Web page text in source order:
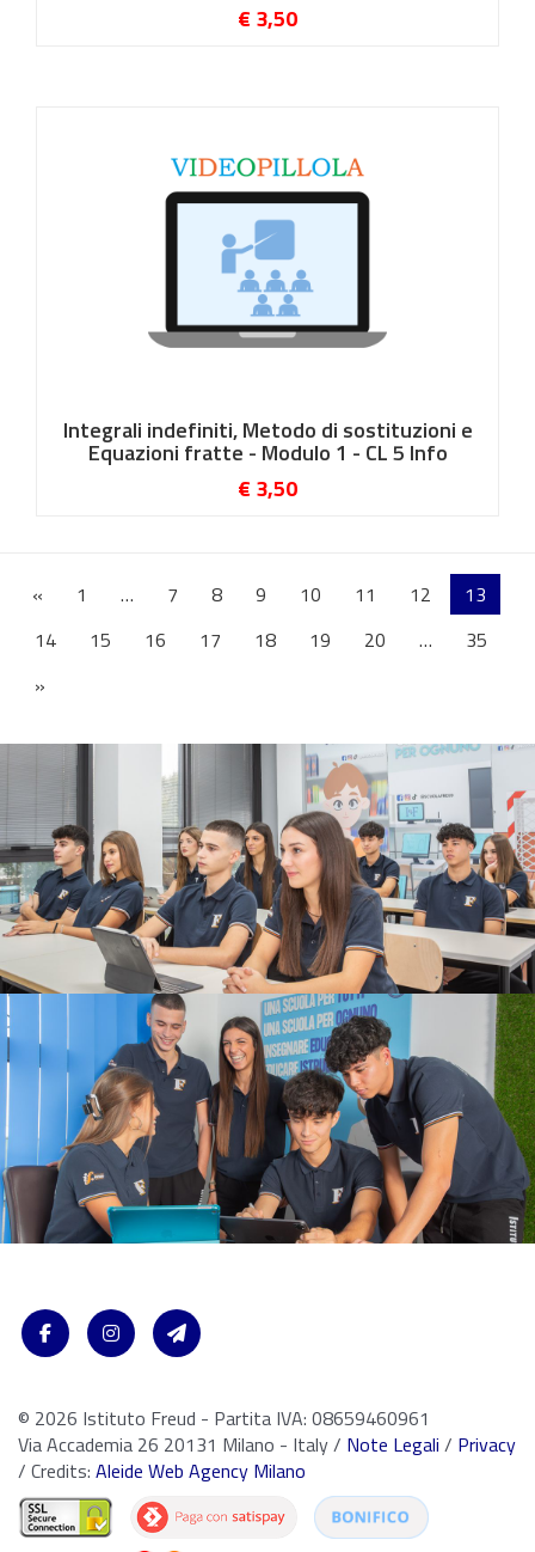
€ 3,50
Integrali indefiniti, Metodo di sostituzioni e
Equazioni fratte - Modulo 1 - CL 5 Info
€ 3,50
« 1 … 7 8 9 10 11 12
13
14
15 16 17 18 19 20 …
35
»
© 2026 Istituto Freud - Partita IVA: 08659460961
Via Accademia 26 20131 Milano - Italy / Note Legali / Privacy
/ Credits: Aleide Web Agency Milano